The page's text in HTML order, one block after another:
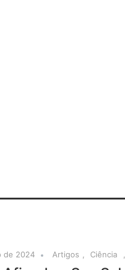
de 2024 Artigos , Ciência ,